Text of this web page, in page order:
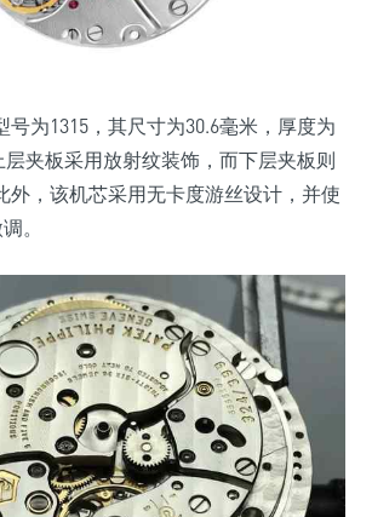
号为1315，其尺寸为30.6毫米，厚度为
层夹板采用放射纹装饰，而下层夹板则
外，该机芯采用无卡度游丝设计，并使
。